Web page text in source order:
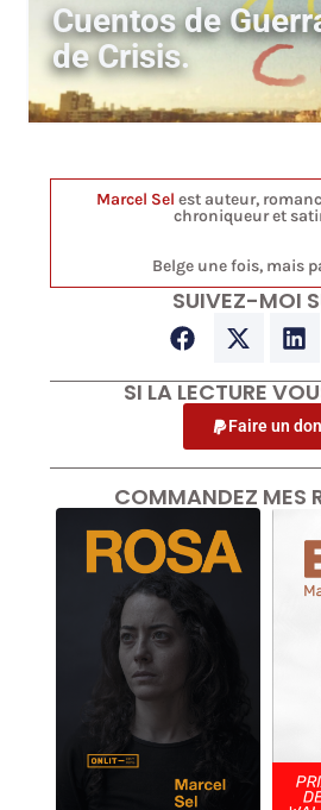
Cuentos de
de Crisis.
Marcel Sel est auteur,
chroniqueur et
Belge une fois, mais
SUIVEZ-MOI
SI LA LECTURE
Faire un don
COMMANDEZ MES